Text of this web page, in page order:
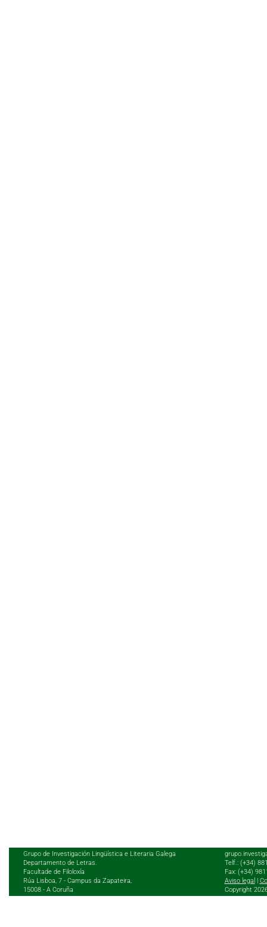
Grupo de Investigación Lingüística e Literaria Galega
Departamento de Letras.
Facultade de Filoloxía
Rúa Lisboa, 7 - Campus da Zapateira,
15008 - A Coruña
Telf.: (+34)
Fax: (+34)
Aviso legal
Copyright